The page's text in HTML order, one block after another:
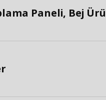
Paneli, Bej